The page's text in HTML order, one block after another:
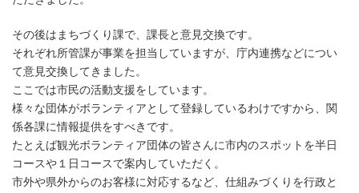
その後はまちづくり課で、課長と意見交換です。
それぞれ所管課が事業を担当していますが、庁内連携などについ
て意見交換してきました。
ここでは市民の活動支援をしています。
様々な団体がボランティアとして登録しているわけですから、関
係各課に情報提供をすべきです。
たとえば観光ボランティア団体の皆さんに市内のスポットを半日
コースや１日コースで案内していただく。
市外や県外からのお客様に対応するなど、仕組みづくりを行政と